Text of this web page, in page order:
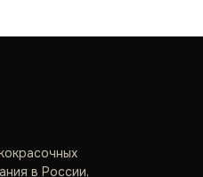
в России,